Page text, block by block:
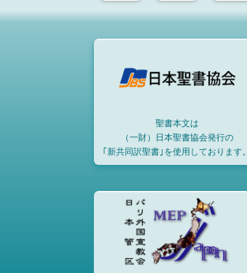
聖書本文は
（一財）日本聖書協会発行の
｢新共同訳聖書｣を使用しております。